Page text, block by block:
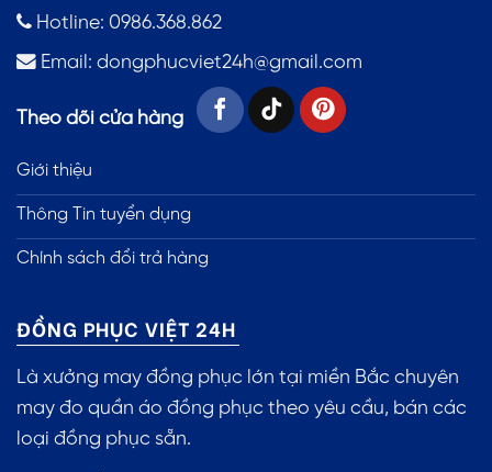
Hotline: 0986.368.862
Email: dongphucviet24h@gmail.com
Theo dõi cửa hàng
Giới thiệu
Thông Tin tuyển dụng
Chính sách đổi trả hàng
ĐỒNG PHỤC VIỆT 24H
Là xưởng may đồng phục lớn tại miền Bắc chuyên
may đo quần áo đồng phục theo yêu cầu, bán các
loại đồng phục sẵn.